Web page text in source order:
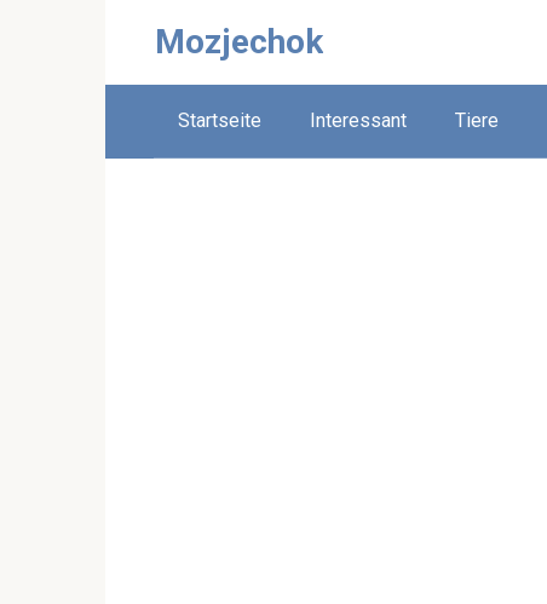
Mozjechok
Startseite Interessant Tiere